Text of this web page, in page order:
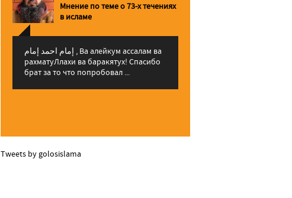
Мнение по теме о 73-х течениях
в исламе
إمام احمد إمام , Ва алейкум ассалам ва
рахматуЛлахи ва баракятух! Спасибо
брат за то что попробовал ...
Tweets by golosislama